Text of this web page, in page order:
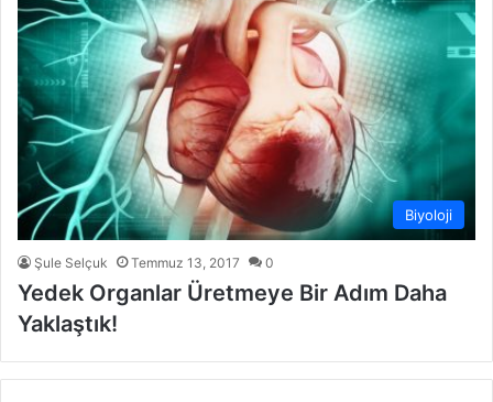
Biyoloji
Şule Selçuk Temmuz 13, 2017 0
Yedek Organlar Üretmeye Bir Adım Daha
Yaklaştık!